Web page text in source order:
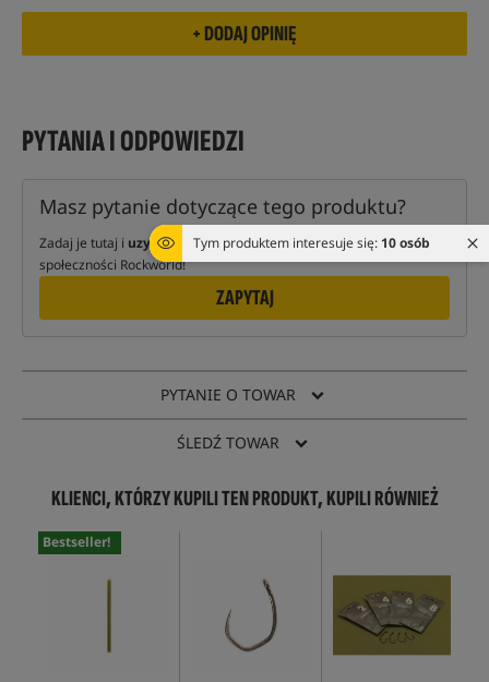
Tym produktem interesuje się: 10 osób
PYTANIA I ODPOWIEDZI
Masz pytanie dotyczące tego produktu?
Zadaj je tutaj i uzyskaj odpowiedźnaszych ekspertów oraz
społeczności Rockworld!
ZAPYTAJ
PYTANIE O TOWAR
ŚLEDŹ TOWAR
KLIENCI, KTÓRZY KUPILI TEN PRODUKT, KUPILI RÓWNIEŻ
Bestseller!